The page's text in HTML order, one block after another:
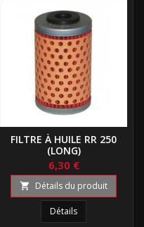
FILTRE À HUILE RR 250
(LONG)
6,30 €
 Détails du produit
Détails